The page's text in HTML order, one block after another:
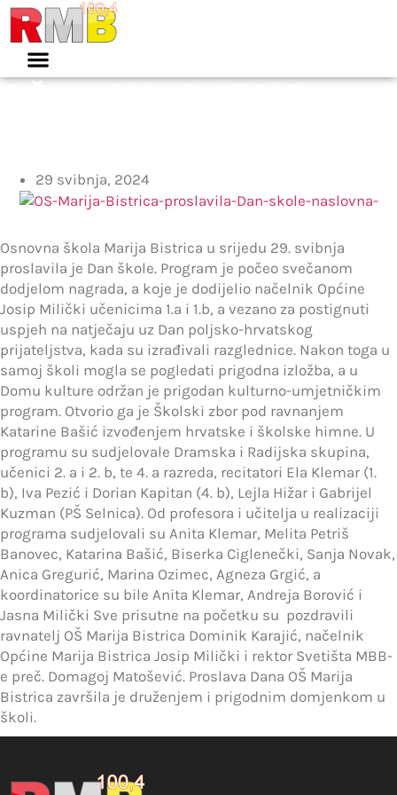
Idi
sadržaj
29 svibnja, 2024
Osnovna škola Marija Bistrica u srijedu 29. svibnja
proslavila je Dan škole. Program je počeo svečanom
dodjelom nagrada, a koje je dodijelio načelnik Općine
Josip Milički učenicima 1.a i 1.b, a vezano za postignuti
uspjeh na natječaju uz Dan poljsko-hrvatskog
prijateljstva, kada su izrađivali razglednice. Nakon toga u
samoj školi mogla se pogledati prigodna izložba, a u
Domu kulture održan je prigodan kulturno-umjetničkim
program. Otvorio ga je Školski zbor pod ravnanjem
Katarine Bašić izvođenjem hrvatske i školske himne. U
programu su sudjelovale Dramska i Radijska skupina,
učenici 2. a i 2. b, te 4. a razreda, recitatori Ela Klemar (1.
b), Iva Pezić i Dorian Kapitan (4. b), Lejla Hižar i Gabrijel
Kuzman (PŠ Selnica). Od profesora i učitelja u realizaciji
programa sudjelovali su Anita Klemar, Melita Petriš
Banovec, Katarina Bašić, Biserka Ciglenečki, Sanja Novak,
Anica Gregurić, Marina Ozimec, Agneza Grgić, a
koordinatorice su bile Anita Klemar, Andreja Borović i
Jasna Milički Sve prisutne na početku su pozdravili
ravnatelj OŠ Marija Bistrica Dominik Karajić, načelnik
Općine Marija Bistrica Josip Milički i rektor Svetišta MBB-
e preč. Domagoj Matošević. Proslava Dana OŠ Marija
Bistrica završila je druženjem i prigodnim domjenkom u
školi.